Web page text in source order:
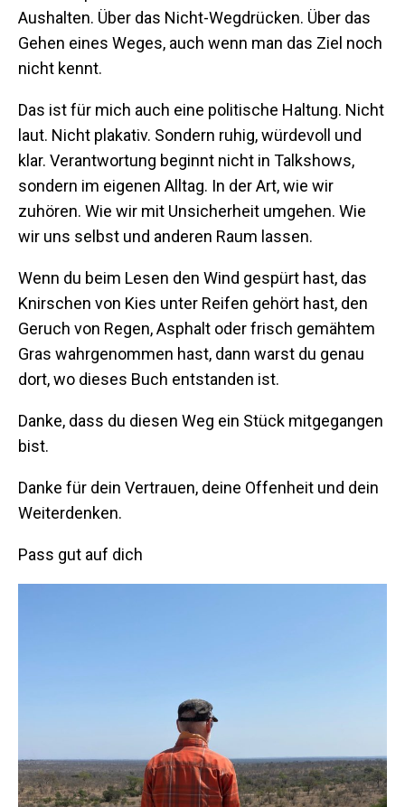
Aushalten. Über das Nicht-Wegdrücken. Über das
Gehen eines Weges, auch wenn man das Ziel noch
nicht kennt.
Das ist für mich auch eine politische Haltung. Nicht
laut. Nicht plakativ. Sondern ruhig, würdevoll und
klar. Verantwortung beginnt nicht in Talkshows,
sondern im eigenen Alltag. In der Art, wie wir
zuhören. Wie wir mit Unsicherheit umgehen. Wie
wir uns selbst und anderen Raum lassen.
Wenn du beim Lesen den Wind gespürt hast, das
Knirschen von Kies unter Reifen gehört hast, den
Geruch von Regen, Asphalt oder frisch gemähtem
Gras wahrgenommen hast, dann warst du genau
dort, wo dieses Buch entstanden ist.
Danke, dass du diesen Weg ein Stück mitgegangen
bist.
Danke für dein Vertrauen, deine Offenheit und dein
Weiterdenken.
Pass gut auf dich